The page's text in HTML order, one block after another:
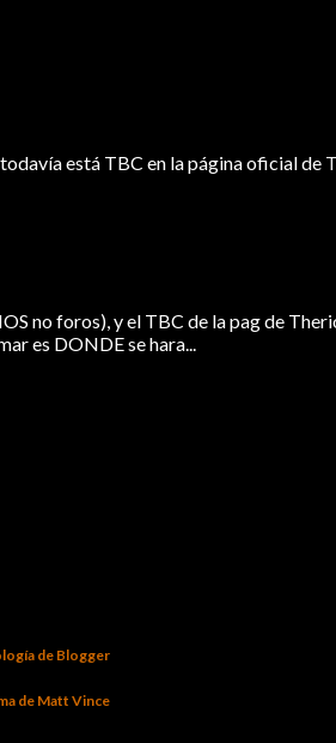
está TBC en la página oficial de
no foros), y el TBC de la pag de
es DONDE se hara...
de Blogger
de Matt Vince